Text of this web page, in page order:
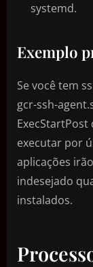
systemd.
Exemplo
Se você tem
gcr-ssh-
ExecStartPost
executar por
aplicações
indesejado
instalados.